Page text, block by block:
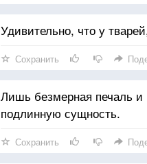
Удивительно, что у
Сохранить
Лишь безмерная печаль и
подлинную сущность.
Сохранить